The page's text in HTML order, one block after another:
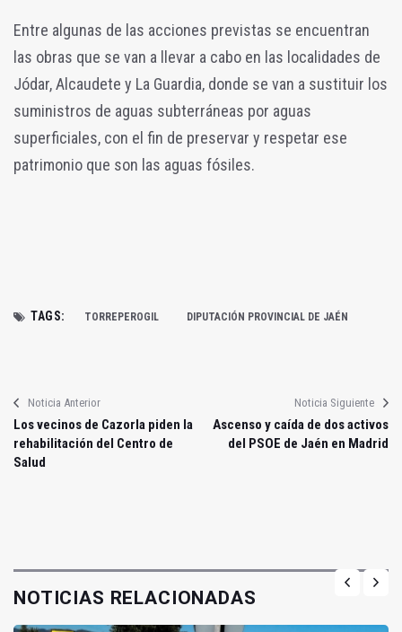
Entre algunas de las acciones previstas se encuentran
las obras que se van a llevar a cabo en las localidades de
Jódar, Alcaudete y La Guardia, donde se van a sustituir los
suministros de aguas subterráneas por aguas
superficiales, con el fin de preservar y respetar ese
patrimonio que son las aguas fósiles.
TAGS: TORREPEROGIL DIPUTACIÓN PROVINCIAL DE JAÉN
Noticia Anterior
Los vecinos de Cazorla piden la
rehabilitación del Centro de
Salud
Noticia Siguiente
Ascenso y caída de dos activos
del PSOE de Jaén en Madrid
NOTICIAS RELACIONADAS